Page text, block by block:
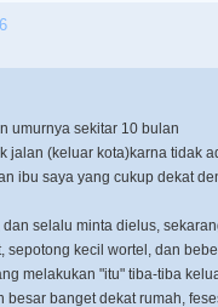
umurnya sekitar 10 bulan
jalan (keluar kota)karna tidak
ibu saya yang cukup dekat
selalu minta dielus,
sepotong kecil wortel, dan
melakukan "itu" tiba-tiba
besar banget dekat rumah,